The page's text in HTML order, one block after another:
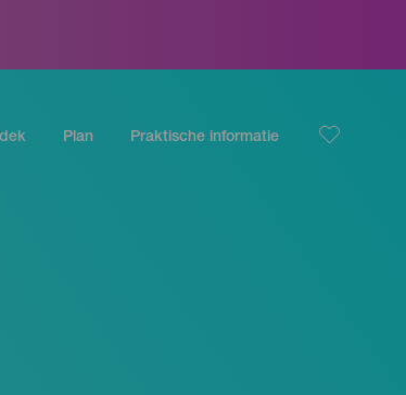
Plan Praktische informatie